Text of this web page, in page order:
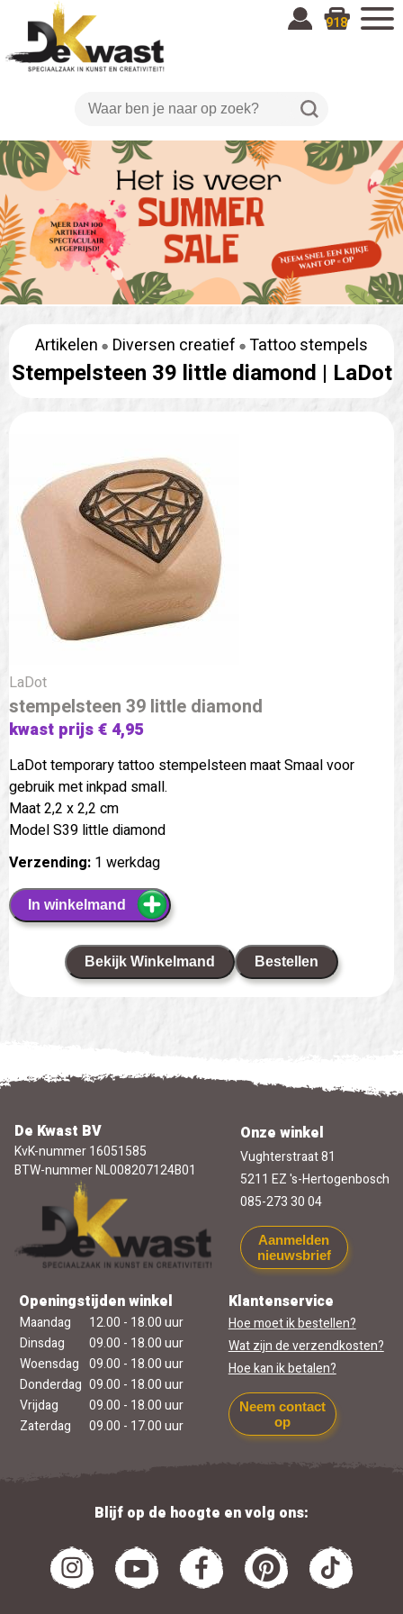
918
Artikelen Diversen creatief Tattoo stempels
Stempelsteen 39 little diamond | LaDot
LaDot
stempelsteen 39 little diamond
kwast prijs € 4,95
LaDot temporary tattoo stempelsteen maat Smaal voor
gebruik met inkpad small.
Maat 2,2 x 2,2 cm
Model S39 little diamond
Verzending: 1 werkdag
In winkelmand
Bekijk Winkelmand Bestellen
De Kwast BV
KvK-nummer 16051585
BTW-nummer NL008207124B01
Onze winkel
Vughterstraat 81
5211 EZ 's-Hertogenbosch
085-273 30 04
Aanmelden
nieuwsbrief
Openingstijden winkel
Maandag
12.00 - 18.00 uur
Dinsdag
09.00 - 18.00 uur
Woensdag 09.00 - 18.00 uur
Donderdag 09.00 - 18.00 uur
Vrijdag
09.00 - 18.00 uur
Zaterdag
09.00 - 17.00 uur
Klantenservice
Hoe moet ik bestellen?
Wat zijn de verzendkosten?
Hoe kan ik betalen?
Neem contact
op
Blijf op de hoogte en volg ons: